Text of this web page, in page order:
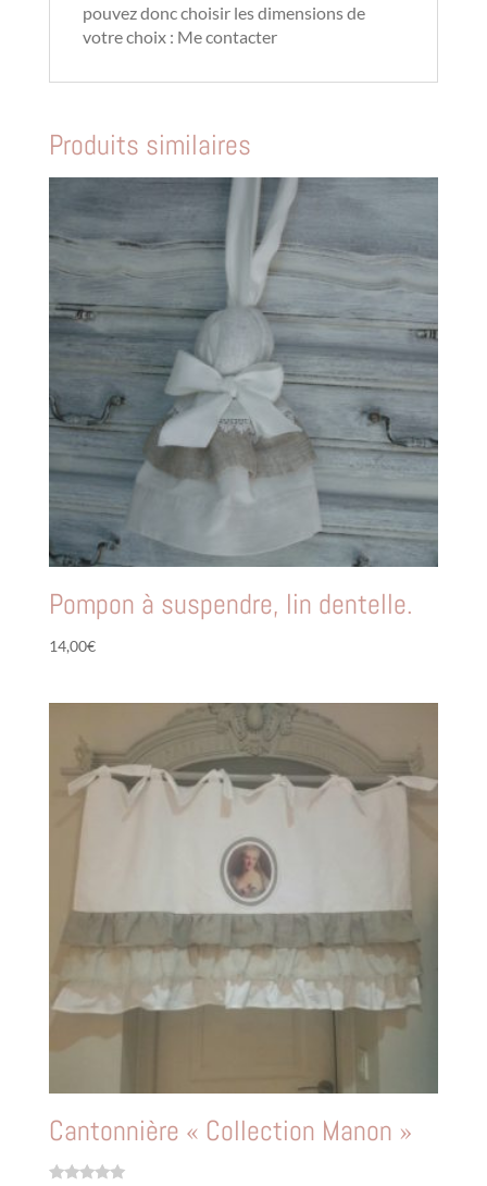
pouvez donc choisir les dimensions de
votre choix : Me contacter
Produits similaires
Pompon à suspendre, lin dentelle.
14,00€
Cantonnière « Collection Manon »